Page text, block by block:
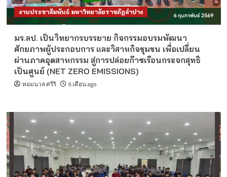
งานประชาสัมพันธ์ มหาวิทยาลัยราชภัฏลำปาง
มร.ลป. เป็นวิทยากรบรรยาย กิจกรรมอบรมพัฒนา
ศักยภาพผู้ประกอบการ และวิสาหกิจชุมชน เพื่อเปลี่ยน
ผ่านภาคอุตสาหกรรม สู่การปล่อยก๊าซเรือนกระจกสุทธิ
เป็นศูนย์ (NET ZERO EMISSIONS)
หอมนวล ศรีริ 6 เดือน ago